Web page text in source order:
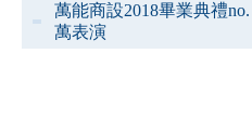
萬能商設2018畢業典禮no.
萬表演